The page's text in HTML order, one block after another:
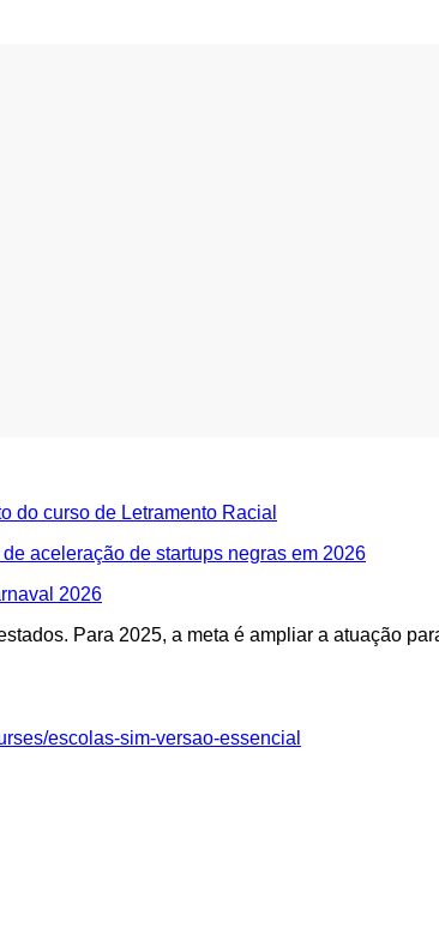
do curso de Letramento Racial
aceleração de startups negras em 2026
2026
Para 2025, a meta é ampliar a atuação
escolas-sim-versao-essencial